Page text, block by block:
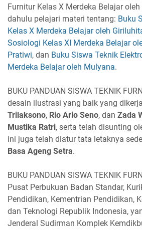
Furnitur Kelas X Merdeka Belajar
dahulu pelajari materi tentang: Buku
Kelas X Merdeka Belajar oleh
Sosiologi Kelas XI Merdeka Belajar
Pratiwi, dan Buku Siswa Teknik
Merdeka Belajar oleh Mulyana.
BUKU PANDUAN SISWA TEKNIK
desain ilustrasi yang baik yang
Trilaksono, Rio Ario Seno, dan Zada
Mustika Ratri, serta telah disunting
ini juga telah diatur tata letaknya
Basa Ageng Setra.
BUKU PANDUAN SISWA TEKNIK
Pusat Perbukuan Badan Standar,
Pendidikan, Kementrian Pendidikan,
dan Teknologi Republik Indonesia,
Jenderal Sudirman Komplek